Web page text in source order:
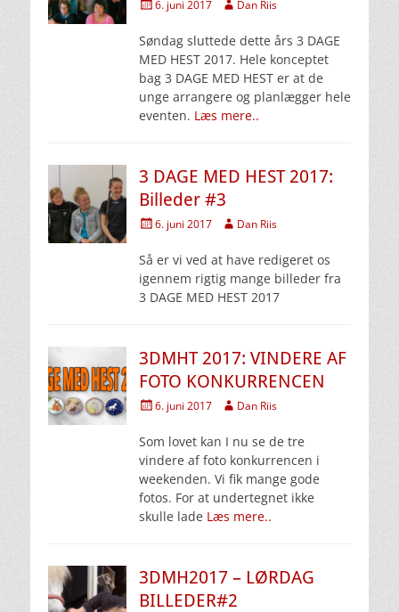
Udgivet
6. juni 2017 Forfatter
Dan Riis
Søndag sluttede dette års 3 DAGE
MED HEST 2017. Hele konceptet
bag 3 DAGE MED HEST er at de
unge arrangere og planlægger hele
eventen. Læs mere..
3 DAGE MED HEST 2017:
Billeder #3
Udgivet
6. juni 2017 Forfatter
Dan Riis
Så er vi ved at have redigeret os
igennem rigtig mange billeder fra
3 DAGE MED HEST 2017
3DMHT 2017: VINDERE AF
FOTO KONKURRENCEN
Udgivet
6. juni 2017 Forfatter
Dan Riis
Som lovet kan I nu se de tre
vindere af foto konkurrencen i
weekenden. Vi fik mange gode
fotos. For at undertegnet ikke
skulle lade Læs mere..
3DMH2017 – LØRDAG
BILLEDER#2